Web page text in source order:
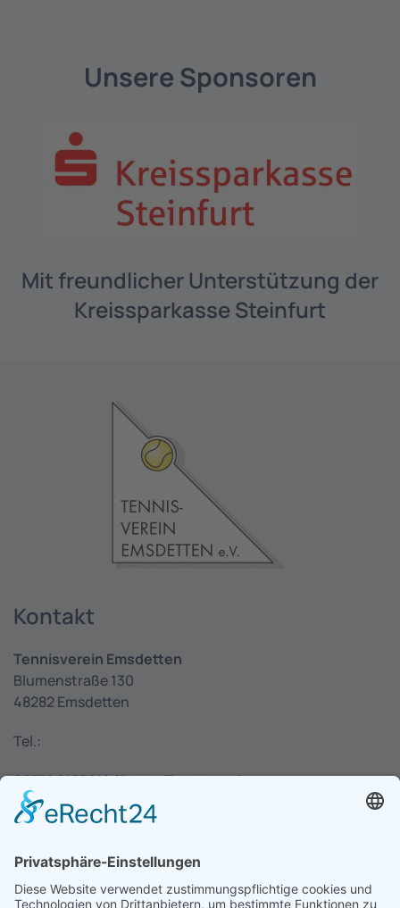
Unsere Sponsoren
Mit freundlicher Unterstützung der
Kreissparkasse Steinfurt
Kontakt
Tennisverein Emsdetten
Blumenstraße 130
48282 Emsdetten
Tel.:
02572 9153210 für den Tennisverein
02572 6330 für die Pizzeria
E-Mail: info@tennisverein-emsdetten.de